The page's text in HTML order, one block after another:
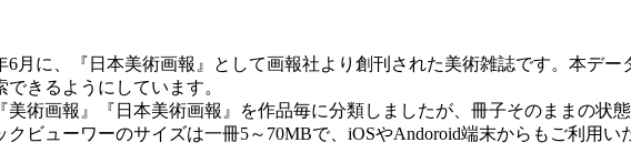
月に、『日本美術画報』として画報社より創刊された美術雑誌です。本デ
きるようにしています。
術画報』『日本美術画報』を作品毎に分類しましたが、冊子そのままの状
ビューワーのサイズは一冊5～70MBで、iOSやAndoroid端末からもご利用い